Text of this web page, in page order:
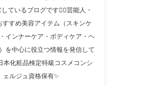
ているブログです✍🏻芸能人・
すすめ美容アイテム（スキンケ
インナーケア・ボディケア・ヘ
を中心に役立つ情報を発信して
本化粧品検定特級コスメコンシ
ェルジュ資格保有✨️